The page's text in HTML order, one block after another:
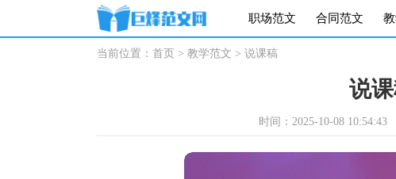
职场范文 合同范文
当前位置： 首页 > 教学范文 > 说课稿
说
时间：2025-10-08 10:54:43